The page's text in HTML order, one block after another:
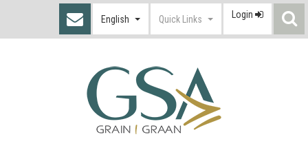
English Quick Links Login